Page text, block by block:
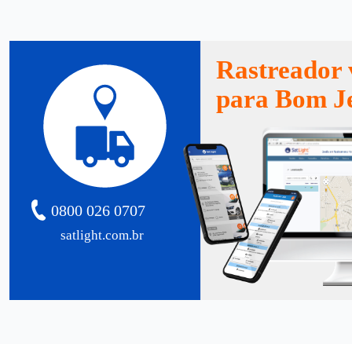
satlight.com.br
0800 026 0707
Rastreador
para Bom